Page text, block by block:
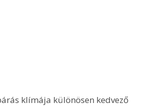
klímája különösen kedvező